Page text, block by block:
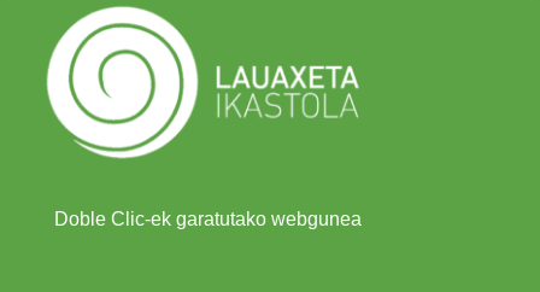
Doble Clic-ek garatutako webgunea